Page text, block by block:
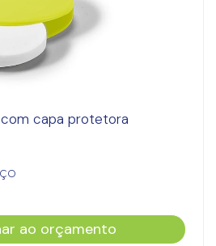
capa protetora
ao orçamento